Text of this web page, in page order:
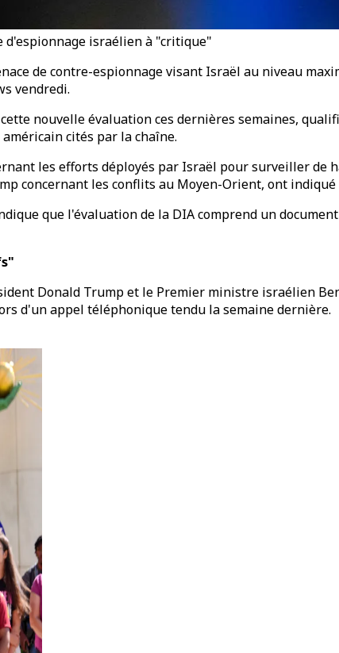
d'espionnage israélien à "critique"
de contre-espionnage visant Israël au niveau
vendredi.
nouvelle évaluation ces dernières semaines,
cités par la chaîne.
les efforts déployés par Israël pour surveiller
concernant les conflits au Moyen-Orient, ont indiqué
que l'évaluation de la DIA comprend un
Donald Trump et le Premier ministre israélien
d'un appel téléphonique tendu la semaine dernière.